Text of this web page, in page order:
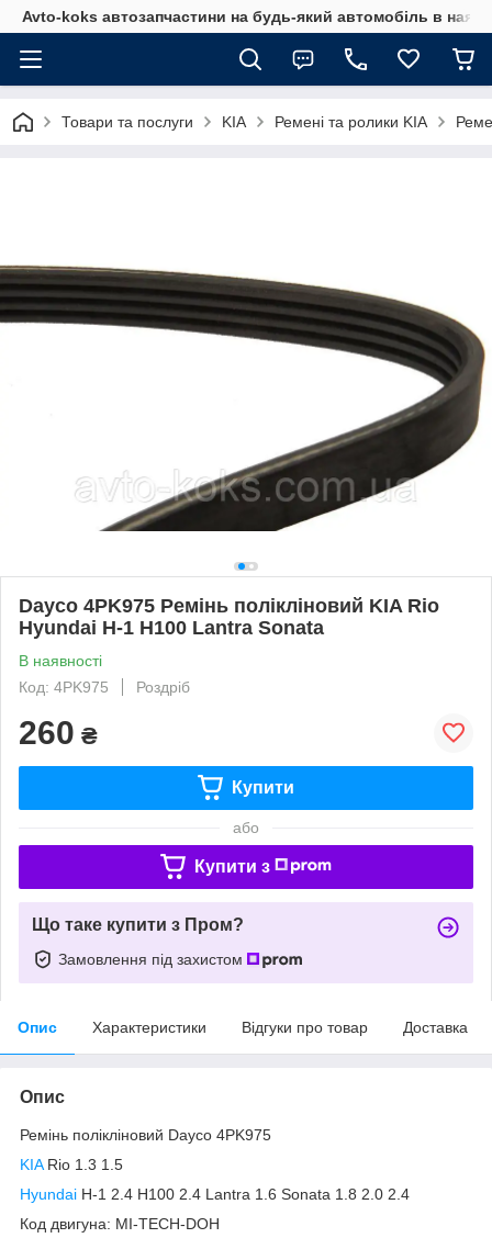
Avto-koks автозапчастини на будь-який автомобіль в
Товари та послуги KIA Ремені та ролики KIA
Dayco 4PK975 Ремінь полікліновий KIA Rio
Hyundai H-1 H100 Lantra Sonata
В наявності
Код: 4PK975
Роздріб
260 ₴
Купити
або
Купити з
Що таке купити з Пром?
Замовлення під захистом
Опис Характеристики Відгуки про товар Доставка
Опис
Ремінь полікліновий Dayco 4PK975
KIARio 1.3 1.5
Hyundai H-1 2.4 H100 2.4 Lantra 1.6 Sonata 1.8 2.0 2.4
Код двигуна: MI-TECH-DOH